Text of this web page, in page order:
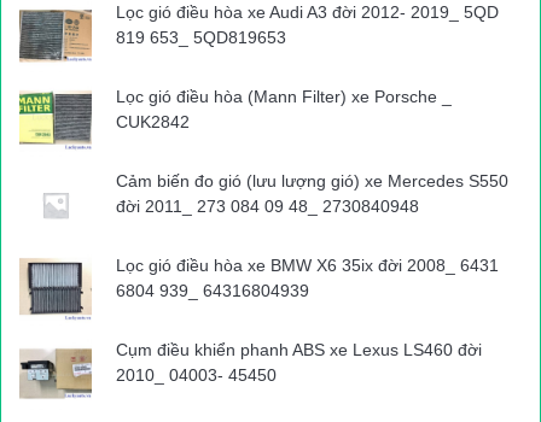
Lọc gió điều hòa xe Audi A3 đời 2012- 2019_ 5QD
819 653_ 5QD819653
Lọc gió điều hòa (Mann Filter) xe Porsche _
CUK2842
Cảm biến đo gió (lưu lượng gió) xe Mercedes S550
đời 2011_ 273 084 09 48_ 2730840948
Lọc gió điều hòa xe BMW X6 35ix đời 2008_ 6431
6804 939_ 64316804939
Cụm điều khiển phanh ABS xe Lexus LS460 đời
2010_ 04003- 45450